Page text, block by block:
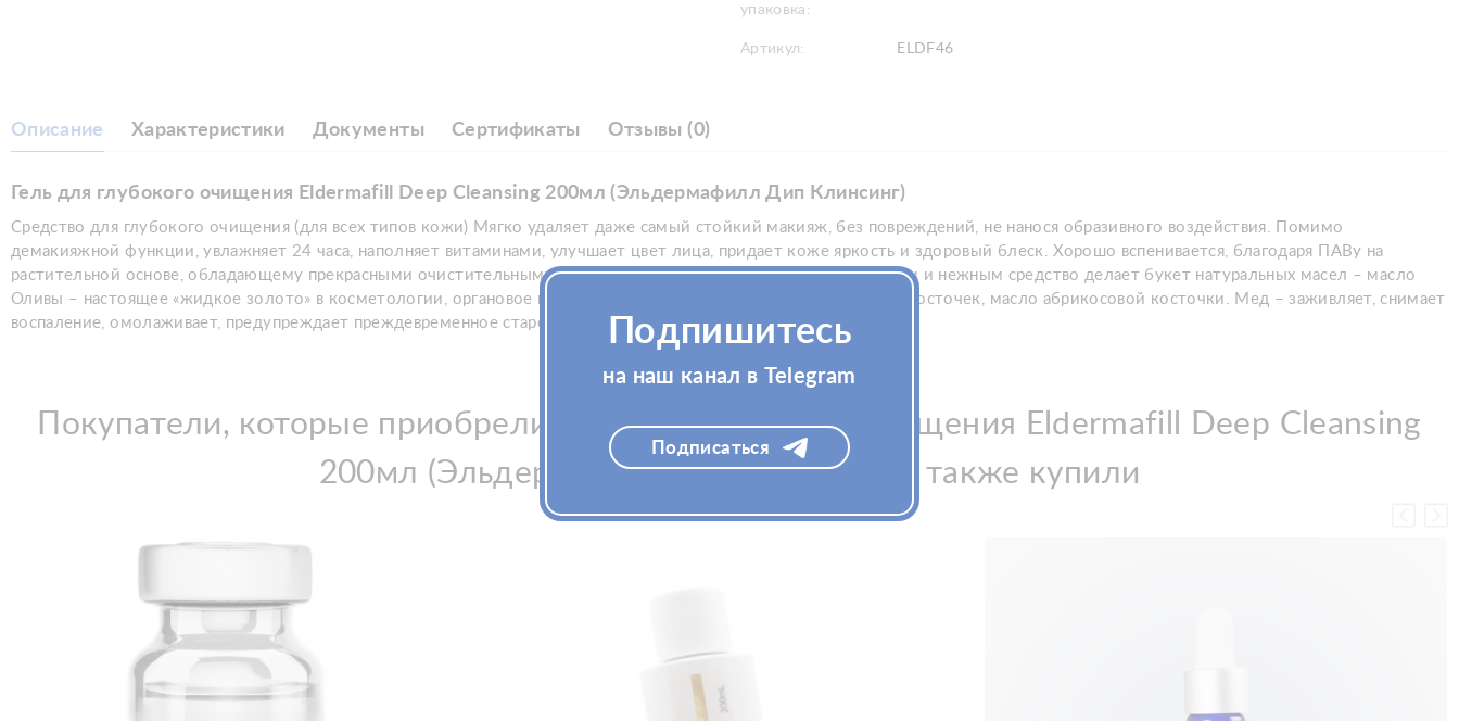
упаковка:
Артикул: ELDF46
Описание Характеристики Документы Сертификаты Отзывы (0)
Гель для глубокого очищения Eldermafill Deep Cleansing 200мл (Эльдермафилл Дип Клинсинг)
Средство для глубокого очищения (для всех типов кожи) Мягко удаляет даже самый стойкий макияж, без повреждений, не нанося образивного воздействия. Помимо
демакияжной функции, увлажняет 24 часа, наполняет витаминами, улучшает цвет лица, придает коже яркость и здоровый блеск. Хорошо вспенивается, благодаря ПАВу на
растительной основе, обладающему прекрасными очистительными и кондиционирующими свойствами. Мягким и нежным средство делает букет натуральных масел – масло
Оливы – настоящее «жидкое золото» в косметологии, органовое масло , масло макадамии, масло виноградных косточек, масло абрикосовой косточки. Мед – заживляет, снимает
воспаление, омолаживает, предупреждает преждевременное старение кожи.
Покупатели, которые приобрели Гель для глубокого очищения Eldermafill Deep Cleansing
200мл (Эльдермафилл Дип Клинсинг), также купили
Подпишитесь
на наш канал в Telegram
Подписаться